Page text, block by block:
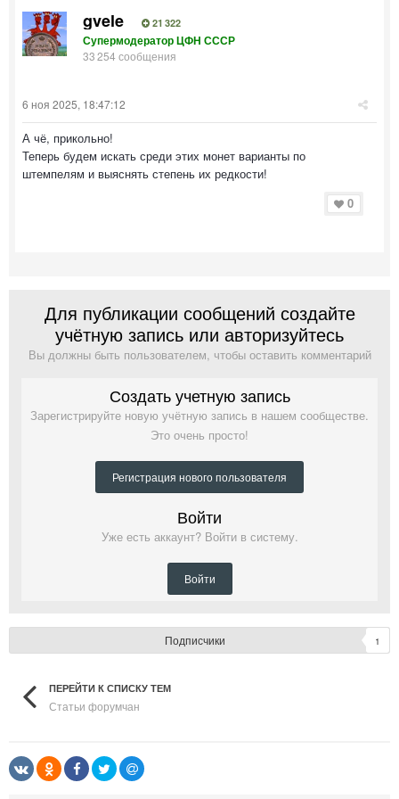
gvele 21 322
Супермодератор ЦФН СССР
33 254 сообщения
6 ноя 2025, 18:47:12
А чё, прикольно!
Теперь будем искать среди этих монет варианты по
штемпелям и выяснять степень их редкости!
0
Для публикации сообщений создайте
учётную запись или авторизуйтесь
Вы должны быть пользователем, чтобы оставить комментарий
Создать учетную запись
Зарегистрируйте новую учётную запись в нашем сообществе.
Это очень просто!
Регистрация нового пользователя
Войти
Уже есть аккаунт? Войти в систему.
Войти
Подписчики 1
ПЕРЕЙТИ К СПИСКУ ТЕМ
Статьи форумчан